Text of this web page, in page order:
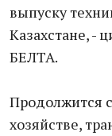
выпуску
Казахстане, -
БЕЛТА.
Продолжится
хозяйстве,